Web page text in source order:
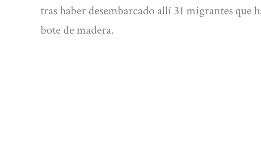
tras haber desembarcado allí 31 migrantes que
bote de madera.